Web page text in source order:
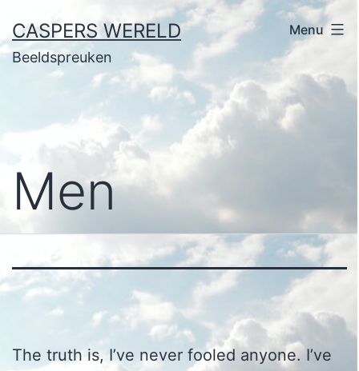
naar
de
CASPERS WERELD
Beeldspreuken
Menu
Men
The truth is, I’ve never fooled anyone. I’ve